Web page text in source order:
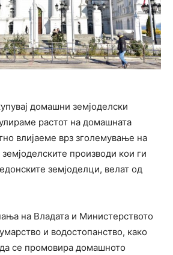
домашни земјоделски
растот на домашната
влијаеме врз зголемување на
производи кои ги
земјоделци, велат од
на Владата и Министерството
и водостопанство, како
да се промовира домашното